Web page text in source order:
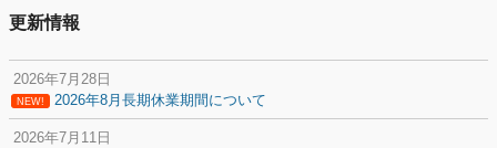
更新情報
2026年7月28日
NEW! 2026年8月長期休業期間について
2026年7月11日